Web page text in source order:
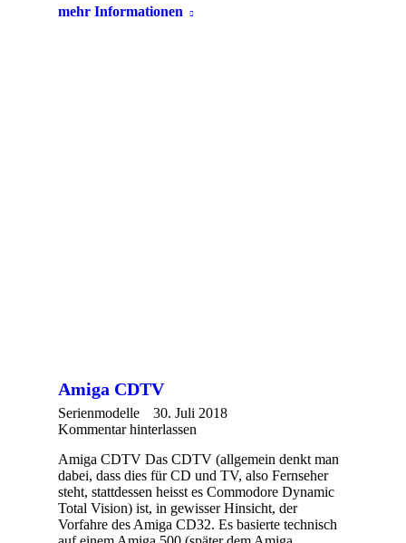
mehr Informationen
Amiga CDTV
Serienmodelle
30. Juli 2018
Kommentar hinterlassen
Amiga CDTV Das CDTV (allgemein denkt man
dabei, dass dies für CD und TV, also Fernseher
steht, stattdessen heisst es Commodore Dynamic
Total Vision) ist, in gewisser Hinsicht, der
Vorfahre des Amiga CD32. Es basierte technisch